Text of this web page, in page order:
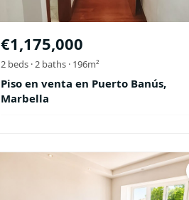
€1,175,000
2 beds ·2 baths · 196m²
Piso en venta en Puerto Banús,
Marbella